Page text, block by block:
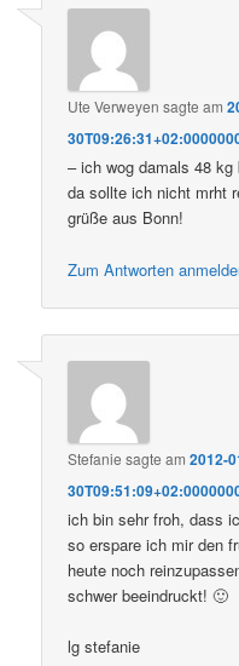
Ute Verweyen sagte am
– ich wog damals 48
da sollte ich nicht mrht
grüße aus Bonn!
Zum Antworten
Stefanie sagte am2012-
ich bin sehr froh, dass
so erspare ich mir den
heute noch
schwer beeindruckt! 🙂
lg stefanie